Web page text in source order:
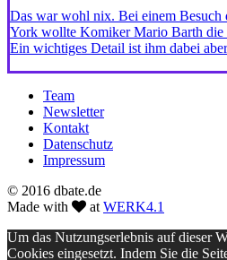
Das war wohl nix. Bei einem Besuch
York wollte Komiker Mario Barth die
Ein wichtiges Detail ist ihm dabei
Team
Newsletter
Kontakt
Datenschutz
Impressum
© 2016 dbate.de
Made with
at WERK4.1
Um das Nutzungserlebnis auf dieser
Cookies eingesetzt. Indem Sie die